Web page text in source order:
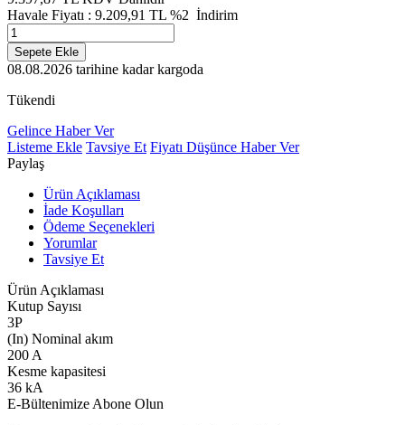
Havale Fiyatı : 9.209,91 TL %2 İndirim
Sepete Ekle
08.08.2026 tarihine kadar kargoda
Tükendi
Gelince Haber Ver
Listeme Ekle Tavsiye Et Fiyatı Düşünce Haber Ver
Paylaş
Ürün Açıklaması
İade Koşulları
Ödeme Seçenekleri
Yorumlar
Tavsiye Et
Ürün Açıklaması
Kutup Sayısı
3P
(In) Nominal akım
200 A
Kesme kapasitesi
36 kA
E-Bültenimize Abone Olun